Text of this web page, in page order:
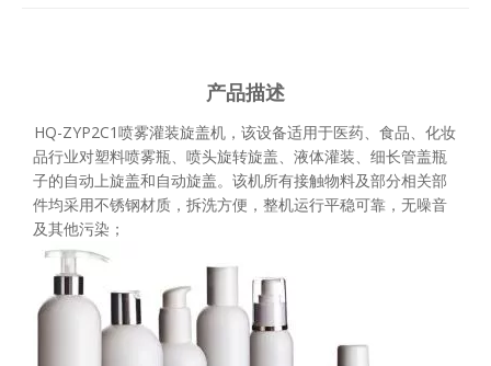
产品描述
HQ-ZYP2C1喷雾灌装旋盖机，该设备适用于医药、食品、化妆
品行业对塑料喷雾瓶、喷头旋转旋盖、液体灌装、细长管盖瓶
子的自动上旋盖和自动旋盖。该机所有接触物料及部分相关部
件均采用不锈钢材质，拆洗方便，整机运行平稳可靠，无噪音
及其他污染；